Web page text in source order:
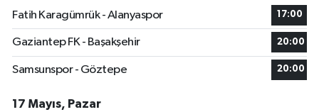
Fatih Karagümrük - Alanyaspor
17:00
Gaziantep FK - Başakşehir 20:00
Samsunspor - Göztepe 20:00
17 Mayıs, Pazar